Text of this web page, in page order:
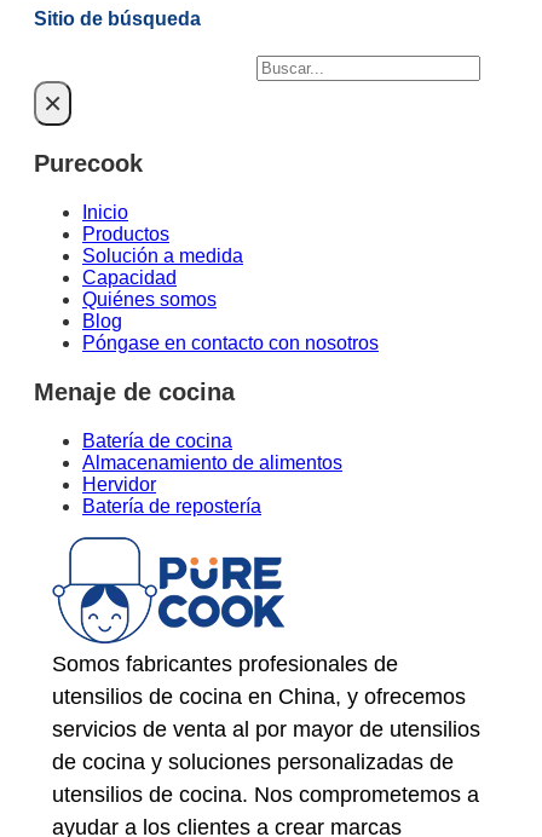
Sitio de búsqueda
Buscar
×
Purecook
Inicio
Productos
Solución a medida
Capacidad
Quiénes somos
Blog
Póngase en contacto con nosotros
Menaje de cocina
Batería de cocina
Almacenamiento de alimentos
Hervidor
Batería de repostería
Somos fabricantes profesionales de
utensilios de cocina en China, y ofrecemos
servicios de venta al por mayor de utensilios
de cocina y soluciones personalizadas de
utensilios de cocina. Nos comprometemos a
ayudar a los clientes a crear marcas